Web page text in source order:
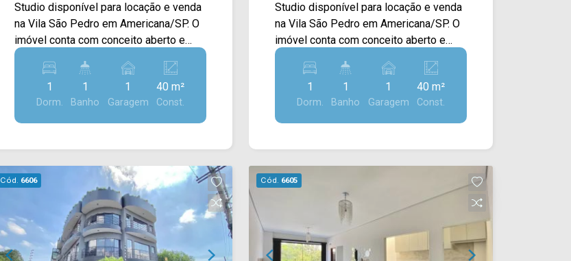
Studio disponível para locação e venda
na Vila São Pedro em Americana/SP. O
imóvel conta com conceito aberto e
acabamento em piso frio, sacada,
cozinha com geladeira, cooktop,
microondas, cafeteira e área de serviço
integrada. > 01 dormitório com cama
box e closet; > 01 banheiro; > 01 vaga
comum e elevador panorâmico.
Localizado entre à Av. Brasil e Av. Abdo
Najar, com fácil acesso a rodovia Luiz
de Queiroz SP-304, supermercado,
postos de gasolina, ponto de ônibus,
bares e comércio em geral. Para saber
1
Dorm.
1
Banho
1
Garagem
40 m²
Const.
Studio disponível para locação e venda
na Vila São Pedro em Americana/SP. O
imóvel conta com conceito aberto e
acabamento em piso frio, sacada,
cozinha com geladeira, cooktop,
microondas, cafeteira e área de serviço
integrada. > 01 dormitório com cama
box e closet; > 01 banheiro; > 01 vaga
comum e elevador panorâmico.
Localizado entre à Av. Brasil e Av. Abdo
Najar, com fácil acesso a rodovia Luiz
de Queiroz SP-304, supermercado,
postos de gasolina, ponto de ônibus,
bares e comércio em geral. Para saber
1
Dorm.
1
Banho
1
Garagem
40 m²
Const.
Cód. 6606 Cód. 6605